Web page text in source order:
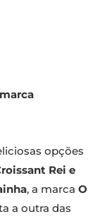
opções
Rei e
, a marca O
a outra das